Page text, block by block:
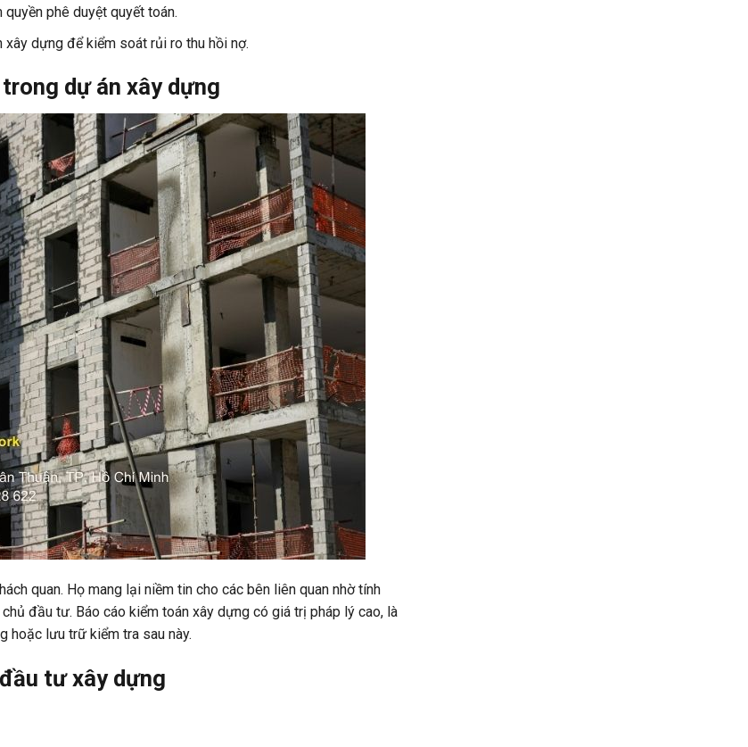
phê duyệt quyết toán.
dựng để kiểm soát rủi ro thu hồi nợ.
dự án xây dựng
quan. Họ mang lại niềm tin cho các bên liên quan nhờ tính
đầu tư. Báo cáo kiểm toán xây dựng có giá trị pháp lý cao, là
hoặc lưu trữ kiểm tra sau này.
tư xây dựng